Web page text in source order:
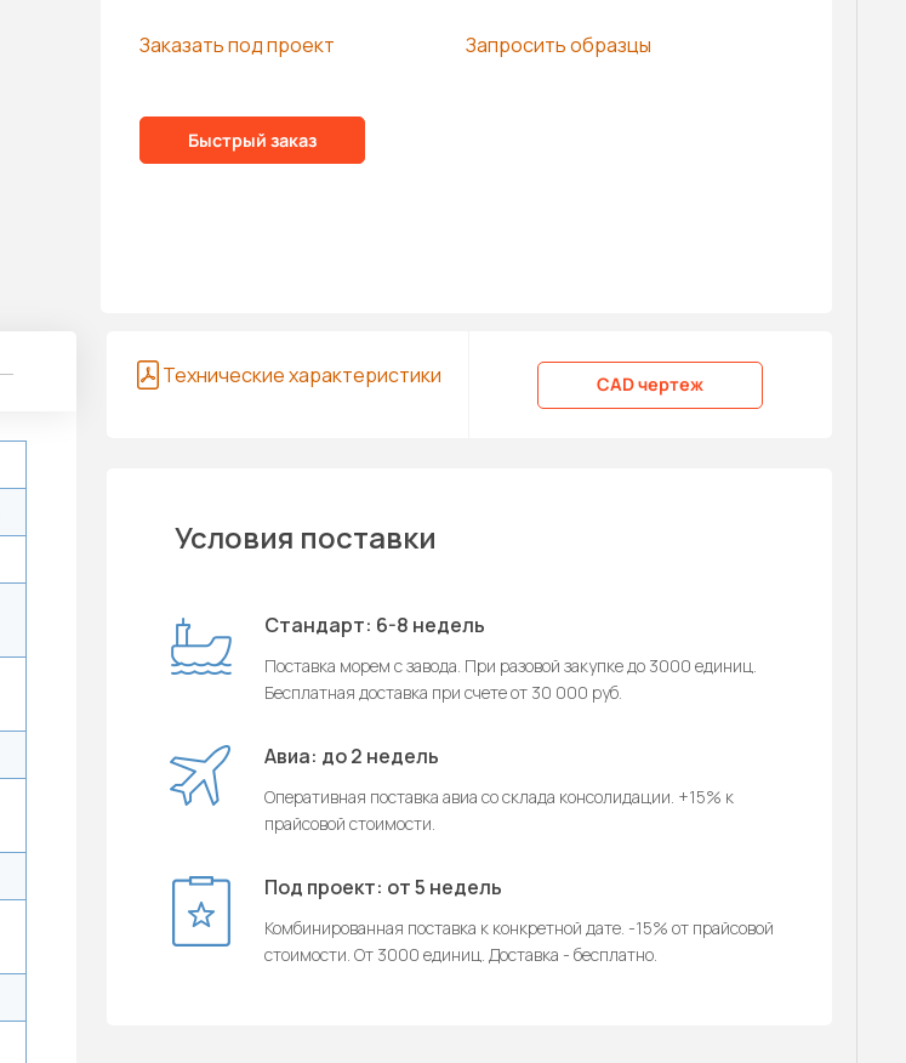
Заказать под проект Запросить образцы
Быстрый заказ
Технические характеристики CAD чертеж
Условия поставки
Стандарт: 6-8 недель
Поставка морем с завода. При разовой закупке до 3000 единиц.
Бесплатная доставка при счете от 30 000 руб.
Авиа: до 2 недель
Оперативная поставка авиа со склада консолидации. +15% к
прайсовой стоимости.
Под проект: от 5 недель
Комбинированная поставка к конкретной дате. -15% от прайсовой
стоимости. От 3000 единиц. Доставка - бесплатно.